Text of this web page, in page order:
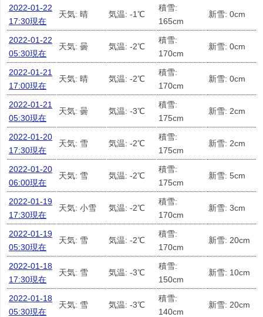
2022-01-22
17:30現在
天気: 晴 気温: -1℃
積雪:
165cm
新雪: 0cm
2022-01-22
05:30現在
天気: 曇 気温: -2℃
積雪:
170cm
新雪: 0cm
2022-01-21
17:00現在
天気: 晴 気温: -2℃
積雪:
170cm
新雪: 0cm
2022-01-21
05:30現在
天気: 曇 気温: -3℃
積雪:
175cm
新雪: 2cm
2022-01-20
17:30現在
天気: 雪 気温: -2℃
積雪:
175cm
新雪: 2cm
2022-01-20
06:00現在
天気: 雪 気温: -2℃
積雪:
175cm
新雪: 5cm
2022-01-19
17:30現在
天気: 小雪 気温: -2℃
積雪:
170cm
新雪: 3cm
2022-01-19
05:30現在
天気: 雪 気温: -2℃
積雪:
170cm
新雪: 20cm
2022-01-18
17:30現在
天気: 雪 気温: -3℃
積雪:
150cm
新雪: 10cm
2022-01-18
05:30現在
天気: 雪 気温: -3℃
積雪:
140cm
新雪: 20cm